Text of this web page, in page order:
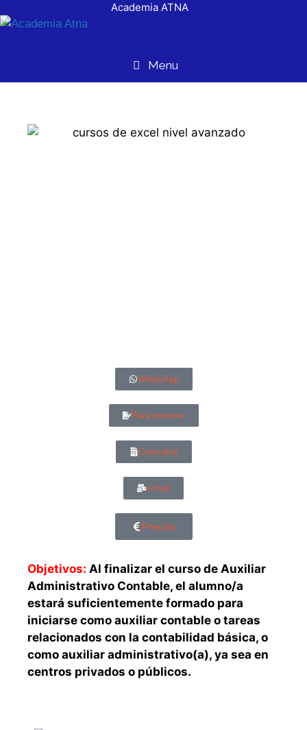
Academia ATNA
Menu
WhatsApp
Para reservar
Consultas
e-mail
Precios
Objetivos: Al finalizar el curso de Auxiliar
Administrativo Contable, el alumno/a
estará suficientemente formado para
iniciarse como auxiliar contable o tareas
relacionados con la contabilidad básica, o
como auxiliar administrativo(a), ya sea en
centros privados o públicos.